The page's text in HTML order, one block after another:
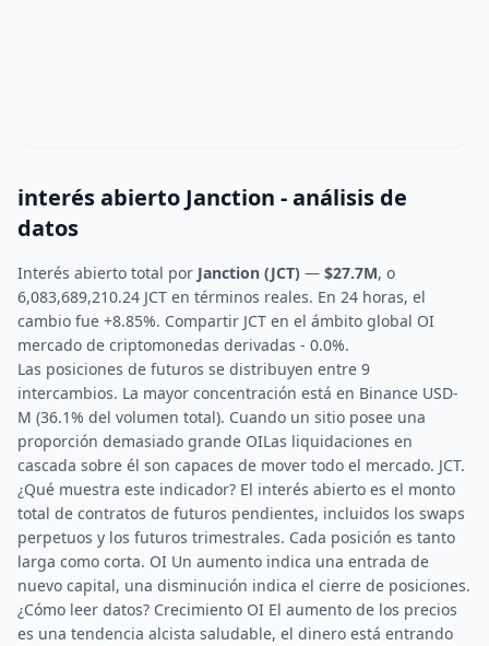
interés abierto Janction - análisis de
datos
Interés abierto total por Janction (JCT) — $27.7M, o
6,083,689,210.24 JCT en términos reales. En 24 horas, el
cambio fue +8.85%. Compartir JCT en el ámbito global OI
mercado de criptomonedas derivadas - 0.0%.
Las posiciones de futuros se distribuyen entre 9
intercambios. La mayor concentración está en Binance USD-
M (36.1% del volumen total). Cuando un sitio posee una
proporción demasiado grande OILas liquidaciones en
cascada sobre él son capaces de mover todo el mercado. JCT.
¿Qué muestra este indicador? El interés abierto es el monto
total de contratos de futuros pendientes, incluidos los swaps
perpetuos y los futuros trimestrales. Cada posición es tanto
larga como corta. OI Un aumento indica una entrada de
nuevo capital, una disminución indica el cierre de posiciones.
¿Cómo leer datos? Crecimiento OI El aumento de los precios
es una tendencia alcista saludable, el dinero está entrando